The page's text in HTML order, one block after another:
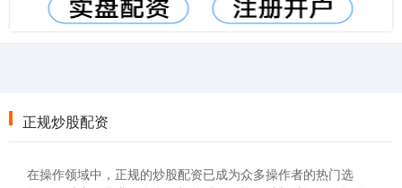
正规炒股配资
在操作领域中，正规的炒股配资已成为众多操作者的热门选